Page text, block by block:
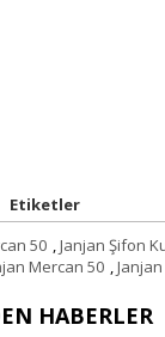
Etiketler
50 ,Janjan Şifon
Mercan 50 ,
HABERLER